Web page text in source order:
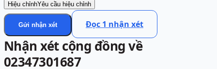
Hiệu chỉnhYêu cầu hiệu chỉnh
Gửi nhận xét Đọc 1 nhận xét
Nhận xét cộng đồng về
02347301687